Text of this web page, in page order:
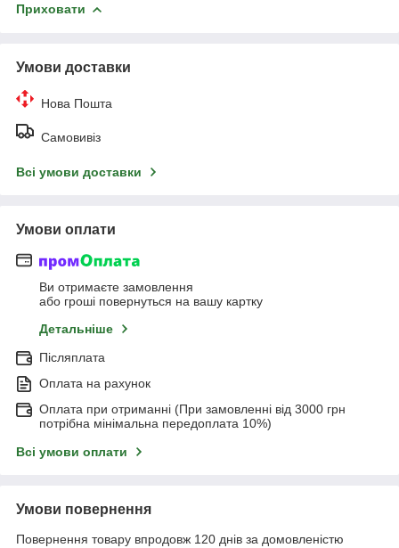
Приховати
Умови доставки
Нова Пошта
Самовивіз
Всі умови доставки
Умови оплати
Ви отримаєте замовлення
або гроші повернуться на вашу картку
Детальніше
Післяплата
Оплата на рахунок
Оплата при отриманні (При замовленні від 3000 грн
потрібна мінімальна передоплата 10%)
Всі умови оплати
Умови повернення
Повернення товару впродовж 120 днів за домовленістю